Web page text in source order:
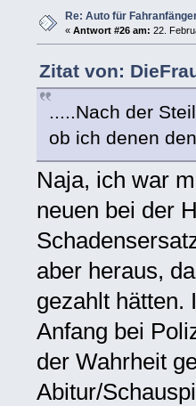
Re: Auto für
« Antwort #26 am: 22.
Zitat von:
.....Nach der
ob ich denen
Naja, ich war
neuen bei der
aber heraus,
gezahlt hätten.
Anfang bei
der Wahrheit
Abitur/